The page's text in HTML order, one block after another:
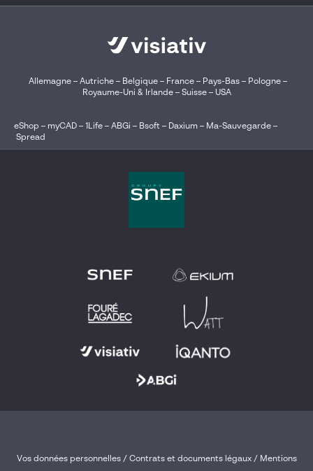
Allemagne– Autriche– Belgique – France– Pays-Bas– Pologne–
Royaume-Uni & Irlande– Suisse– USA
eShop – myCAD – 1Life – ABGi – Bsoft – Daxium – Ma-Sauvegarde –
Spread
Vos données personnelles/ Contrats et documents légaux/ Mentions